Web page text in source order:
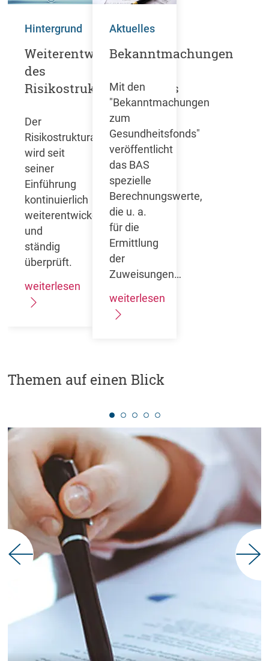
Weiterentwicklung
des
Risikostrukturausgleichs
Hintergrund
Der
Risikostrukturausgleich
wird seit
seiner
Einführung
kontinuierlich
weiterentwickelt
und
ständig
überprüft.
weiterlesen
Bekanntmachungen
Aktuelles
Mit den
"Bekanntmachungen
zum
Gesundheitsfonds"
veröffentlicht
das BAS
spezielle
Berechnungswerte,
die u. a.
für die
Ermittlung
der
Zuweisungen…
weiterlesen
Themen auf einen Blick